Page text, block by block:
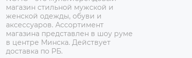
магазин стильной мужской и
женской одежды, обуви и
аксессуаров. Ассортимент
магазина представлен в шоу руме
в центре Минска. Действует
доставка по РБ.